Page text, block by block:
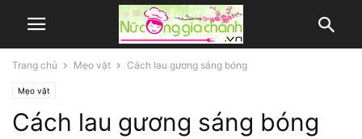
Trang chủ Mẹo vặt Cách lau gương sáng bóng
Mẹo vặt
Cách lau gương sáng bóng